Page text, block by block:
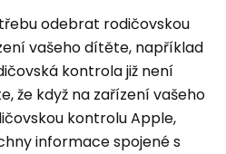
odebrat rodičovskou
vašeho dítěte, například
kontrola již není
že když na zařízení vašeho
kontrolu Apple,
informace spojené s